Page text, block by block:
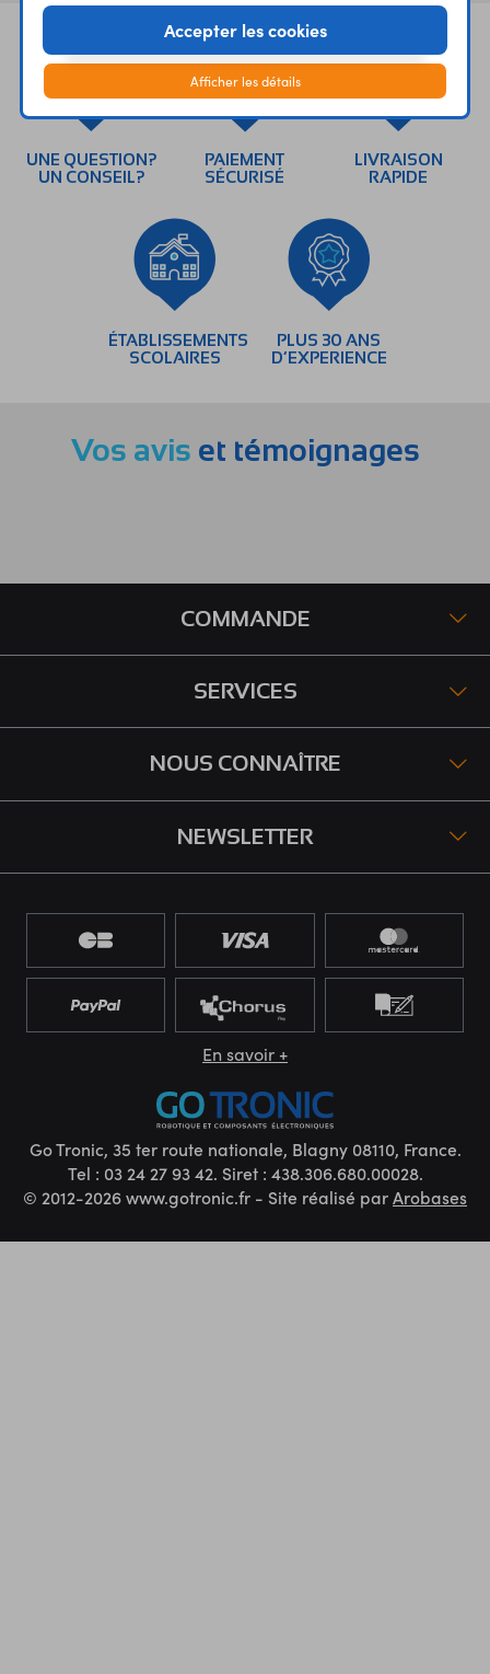
UNE QUESTION?
UN CONSEIL?
PAIEMENT
SÉCURISÉ
LIVRAISON
RAPIDE
ÉTABLISSEMENTS
SCOLAIRES
PLUS 30 ANS
D’EXPERIENCE
Vos avis et témoignages
COMMANDE
SERVICES
NOUS CONNAÎTRE
NEWSLETTER
En savoir +
Go Tronic, 35 ter route nationale, Blagny 08110, France.
Tel : 03 24 27 93 42. Siret : 438.306.680.00028.
© 2012-2026 www.gotronic.fr - Site réalisé parArobases
Accepter les cookies
Afficher les détails